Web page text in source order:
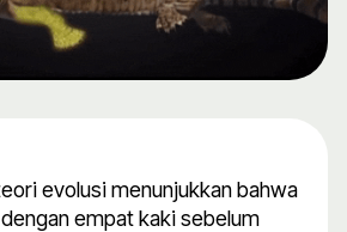
evolusi menunjukkan bahwa
empat kaki sebelum